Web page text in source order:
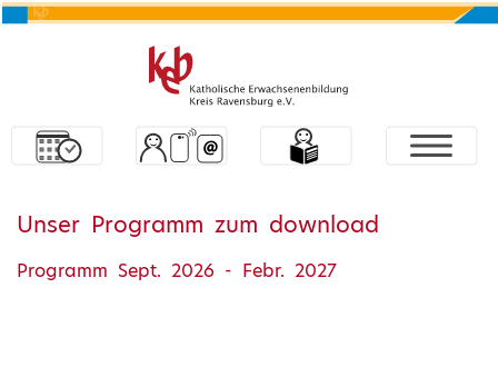
Unser Programm zum download
Programm Sept. 2026 - Febr. 2027